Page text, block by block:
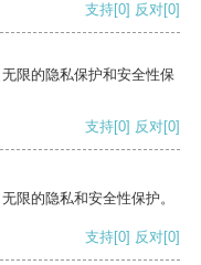
支持[0] 反对[0]
限的隐私保护和安全性保
支持[0] 反对[0]
限的隐私和安全性保护。
支持[0] 反对[0]